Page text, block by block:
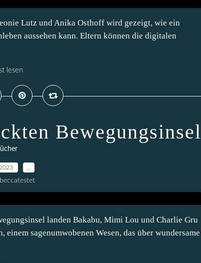
Lutz und Anika Osthoff wird gezeigt, wie ein
aussehen kann. Eltern können die digitalen
lesen
Bewegungsinsel
landen Bakabu, Mimi Lou und Charlie Gru
sagenumwobenen Wesen, das über wundersame